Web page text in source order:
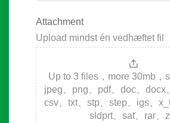
Attachment
Upload mindst én vedhæftet fil
Up to 3 files，more 30mb，
jpeg、png、pdf、doc、docx
csv、txt、stp、step、igs、
sldprt、sat、rar、